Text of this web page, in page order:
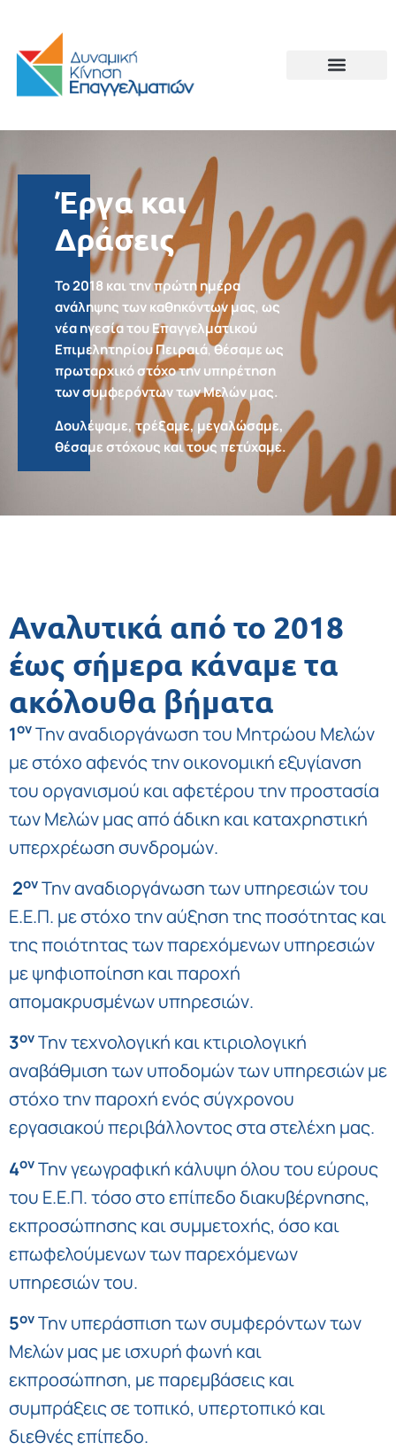
Έργα και
Δράσεις
Το 2018 και την πρώτη ημέρα
ανάληψης των καθηκόντων μας, ως
νέα ηγεσία του Επαγγελματικού
ΕπιμελητηρίουΠειραιά,θέσαμε ως
πρωταρχικό στόχο την υπηρέτηση
των συμφερόντων των Μελών μας.
Δουλέψαμε, τρέξαμε, μεγαλώσαμε,
θέσαμε στόχους και τους πετύχαμε.
Αναλυτικά από το 2018
έως σήμερα κάναμε τα
ακόλουθα βήματα
1ονΤην αναδιοργάνωση του Μητρώου Μελών
με στόχο αφενός την οικονομική εξυγίανση
του οργανισμού και αφετέρου την προστασία
των Μελών μας από άδικη και καταχρηστική
υπερχρέωση συνδρομών.
2ονΤην αναδιοργάνωση των υπηρεσιών του
Ε.Ε.Π. με στόχο την αύξηση της ποσότητας και
της ποιότητας των παρεχόμενων υπηρεσιών
με ψηφιοποίηση και παροχή
απομακρυσμένων υπηρεσιών.
3ονΤην τεχνολογική και κτιριολογική
αναβάθμιση των υποδομών των υπηρεσιών με
στόχο την παροχή ενός σύγχρονου
εργασιακού περιβάλλοντος στα στελέχη μας.
4ονΤην γεωγραφική κάλυψη όλου του εύρους
του Ε.Ε.Π. τόσο στο επίπεδο διακυβέρνησης,
εκπροσώπησης και συμμετοχής, όσο και
επωφελούμενων των παρεχόμενων
υπηρεσιών του.
5ονΤην υπεράσπιση των συμφερόντων των
Μελών μας με ισχυρή φωνή και
εκπροσώπηση, με παρεμβάσεις και
συμπράξεις σε τοπικό, υπερτοπικό και
διεθνές επίπεδο.